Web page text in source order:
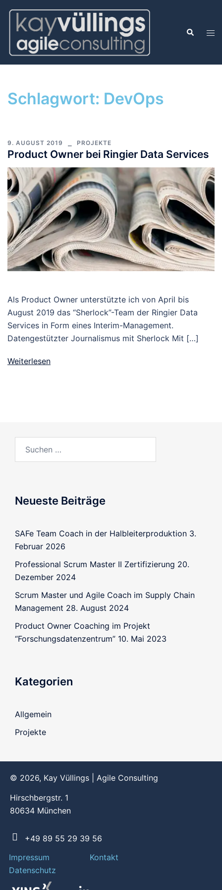
Schlagwort: DevOps
9. AUGUST 2019 PROJEKTE
Product Owner bei Ringier Data Services
Als Product Owner unterstützte ich von April bis
August 2019 das “Sherlock”-Team der Ringier Data
Services in Form eines Interim-Management.
Datengestützter Journalismus mit Sherlock Mit […]
Weiterlesen
Neueste Beiträge
SAFe Team Coach in der Halbleiterproduktion 3.
Februar 2026
Professional Scrum Master II Zertifizierung 20.
Dezember 2024
Scrum Master und Agile Coach im Supply Chain
Management 28. August 2024
Product Owner Coaching im Projekt
“Forschungsdatenzentrum” 10. Mai 2023
Kategorien
Allgemein
Projekte
© 2026, Kay Vüllings | Agile Consulting
Hirschbergstr. 1
80634 München
+49 89 55 29 39 56
Impressum
Datenschutz
Kontakt